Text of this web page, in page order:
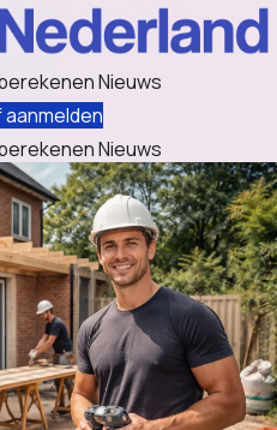
Nieuws
Nieuws